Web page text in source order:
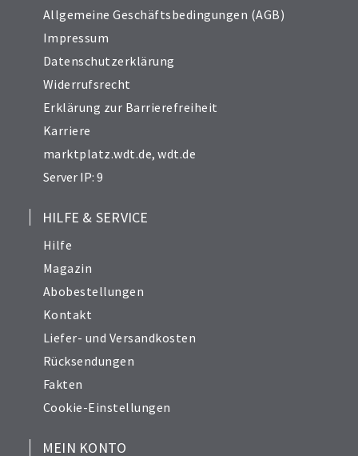
Allgemeine Geschäftsbedingungen (AGB)
Impressum
Datenschutzerklärung
Widerrufsrecht
Erklärung zur Barrierefreiheit
Karriere
marktplatz.wdt.de,wdt.de
Server IP: 9
HILFE & SERVICE
Hilfe
Magazin
Abobestellungen
Kontakt
Liefer- und Versandkosten
Rücksendungen
Fakten
Cookie-Einstellungen
MEIN KONTO